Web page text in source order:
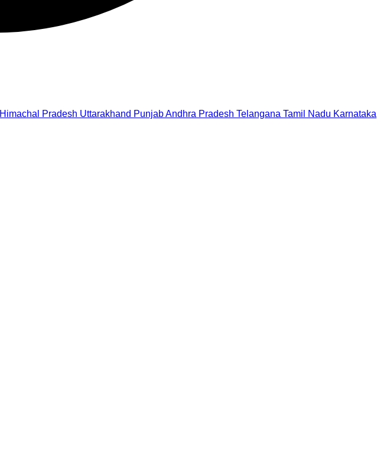
Himachal Pradesh Uttarakhand PunjabAndhra Pradesh Telangana Tamil Nadu Karnataka